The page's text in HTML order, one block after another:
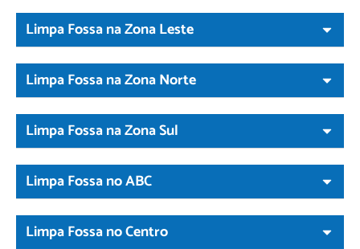
Limpa Fossa na Zona Leste
Limpa Fossa na Zona Norte
Limpa Fossa na Zona Sul
Limpa Fossa no ABC
Limpa Fossa no Centro